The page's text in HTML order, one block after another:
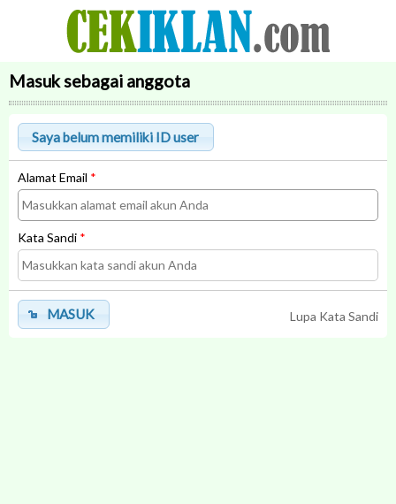
Masuk sebagai anggota
Alamat Email *
Kata Sandi *
Lupa Kata Sandi
MASUK